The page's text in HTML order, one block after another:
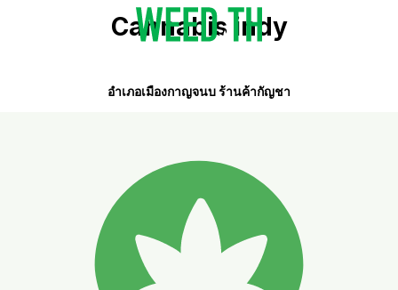
Cannabis indy
อำเภอเมืองกาญจนบ ร้านค้ากัญชา